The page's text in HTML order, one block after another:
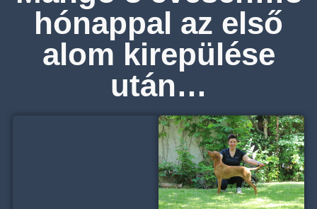
hónappal az első
alom kirepülése
után…